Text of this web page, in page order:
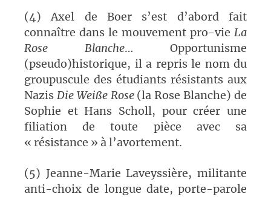
(4) Axel de Boer s’est d’abord fait
connaître dans le mouvement pro-vie La
Rose Blanche… Opportunisme
(pseudo)historique, il a repris le nom du
groupuscule des étudiants résistants aux
Nazis Die Weiße Rose (la Rose Blanche) de
Sophie et Hans Scholl, pour créer une
filiation de toute pièce avec sa
« résistance » à l’avortement.
(5) Jeanne-Marie Laveyssière, militante
anti-choix de longue date, porte-parole